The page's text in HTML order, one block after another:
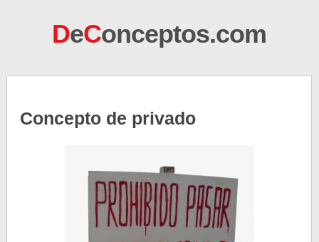
DeConceptos.com
Concepto de privado